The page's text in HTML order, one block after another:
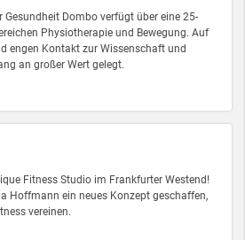
Dombo verfügt über eine 25-
Physiotherapie und Bewegung. Auf
engen Kontakt zur Wissenschaft und
an großer Wert gelegt.
Fitness Studio im Frankfurter Westend!
Hoffmann ein neues Konzept geschaffen,
vereinen.